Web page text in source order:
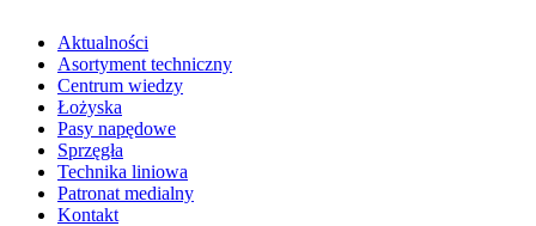
Aktualności
Asortyment techniczny
Centrum wiedzy
Łożyska
Pasy napędowe
Sprzęgła
Technika liniowa
Patronat medialny
Kontakt